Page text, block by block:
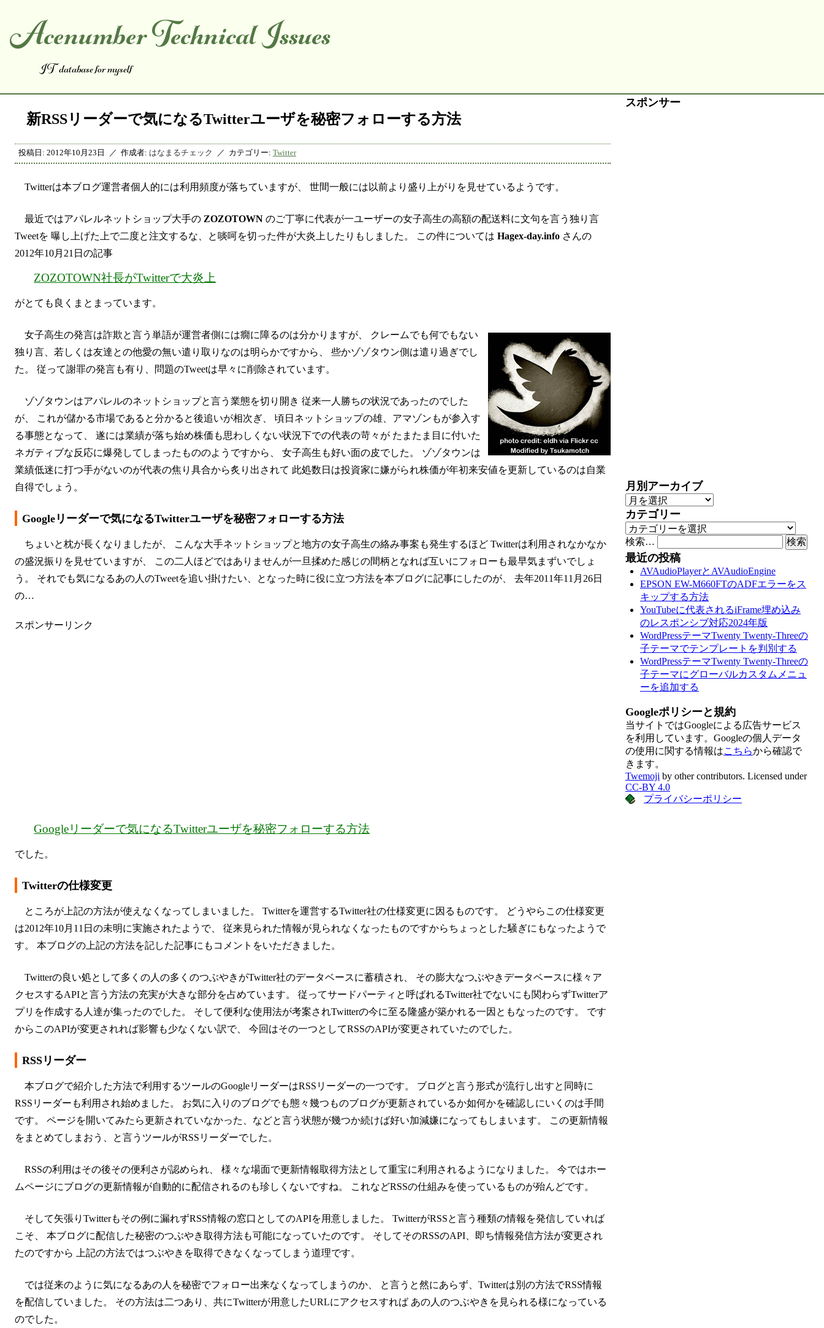
Acenumber Technical Issues
IT database for myself
新RSSリーダーで気になるTwitterユーザを秘密フォローする方法
投稿日:2012年10月23日 作成者: はなまるチェック カテゴリー: Twitter
Twitterは本ブログ運営者個人的には利用頻度が落ちていますが、 世間一般には以前より盛り上がりを見せているようです。
最近ではアパレルネットショップ大手の ZOZOTOWN のご丁寧に代表が一ユーザーの女子高生の高額の配送料に文句を言う独り言
Tweetを 曝し上げた上で二度と注文するな、と啖呵を切った件が大炎上したりもしました。 この件については Hagex-day.info さんの
2012年10月21日の記事
ZOZOTOWN社長がTwitterで大炎上
がとても良くまとまっています。
女子高生の発言は詐欺と言う単語が運営者側には癇に障るのは分かりますが、 クレームでも何でもない
独り言、若しくは友達との他愛の無い遣り取りなのは明らかですから、 些かゾゾタウン側は遣り過ぎでし
た。 従って謝罪の発言も有り、問題のTweetは早々に削除されています。
ゾゾタウンはアパレルのネットショップと言う業態を切り開き 従来一人勝ちの状況であったのでした
が、 これが儲かる市場であると分かると後追いが相次ぎ、 頃日ネットショップの雄、アマゾンもが参入す
る事態となって、 遂には業績が落ち始め株価も思わしくない状況下での代表の苛々が たまたま目に付いた
ネガティブな反応に爆発してしまったもののようですから、 女子高生も好い面の皮でした。 ゾゾタウンは
業績低迷に打つ手がないのが代表の焦り具合から炙り出されて 此処数日は投資家に嫌がられ株価が年初来安値を更新しているのは自業
自得でしょう。
Googleリーダーで気になるTwitterユーザを秘密フォローする方法
ちょいと枕が長くなりましたが、 こんな大手ネットショップと地方の女子高生の絡み事案も発生するほど Twitterは利用されなかなか
の盛況振りを見せていますが、 この二人ほどではありませんが一旦揉めた感じの間柄となれば互いにフォローも最早気まずいでしょ
う。 それでも気になるあの人のTweetを追い掛けたい、となった時に役に立つ方法を本ブログに記事にしたのが、 去年2011年11月26日
の…
スポンサーリンク
Googleリーダーで気になるTwitterユーザを秘密フォローする方法
でした。
Twitterの仕様変更
ところが上記の方法が使えなくなってしまいました。 Twitterを運営するTwitter社の仕様変更に因るものです。 どうやらこの仕様変更
は2012年10月11日の未明に実施されたようで、 従来見られた情報が見られなくなったものですからちょっとした騒ぎにもなったようで
す。 本ブログの上記の方法を記した記事にもコメントをいただきました。
Twitterの良い処として多くの人の多くのつぶやきがTwitter社のデータベースに蓄積され、 その膨大なつぶやきデータベースに様々ア
クセスするAPIと言う方法の充実が大きな部分を占めています。 従ってサードパーティと呼ばれるTwitter社でないにも関わらずTwitterア
プリを作成する人達が集ったのでした。 そして便利な使用法が考案されTwitterの今に至る隆盛が築かれる一因ともなったのです。 です
からこのAPIが変更されれば影響も少なくない訳で、 今回はその一つとしてRSSのAPIが変更されていたのでした。
RSSリーダー
本ブログで紹介した方法で利用するツールのGoogleリーダーはRSSリーダーの一つです。 ブログと言う形式が流行し出すと同時に
RSSリーダーも利用され始めました。 お気に入りのブログでも態々幾つものブログが更新されているか如何かを確認しにいくのは手間
です。 ページを開いてみたら更新されていなかった、などと言う状態が幾つか続けば好い加減嫌になってもしまいます。 この更新情報
をまとめてしまおう、と言うツールがRSSリーダーでした。
RSSの利用はその後その便利さが認められ、 様々な場面で更新情報取得方法として重宝に利用されるようになりました。 今ではホー
ムページにブログの更新情報が自動的に配信されるのも珍しくないですね。 これなどRSSの仕組みを使っているものが殆んどです。
そして矢張りTwitterもその例に漏れずRSS情報の窓口としてのAPIを用意しました。 TwitterがRSSと言う種類の情報を発信していれば
こそ、 本ブログに配信した秘密のつぶやき取得方法も可能になっていたのです。 そしてそのRSSのAPI、即ち情報発信方法が変更され
たのですから 上記の方法ではつぶやきを取得できなくなってしまう道理です。
では従来のように気になるあの人を秘密でフォロー出来なくなってしまうのか、 と言うと然にあらず、Twitterは別の方法でRSS情報
を配信していました。 その方法は二つあり、共にTwitterが用意したURLにアクセスすれば あの人のつぶやきを見られる様になっている
のでした。
スポンサー
月別アーカイブ
月別アーカイブ
カテゴリー
カテゴリー
検索…
最近の投稿
AVAudioPlayerとAVAudioEngine
EPSON EW-M660FTのADFエラーをス
キップする方法
YouTubeに代表されるiFrame埋め込み
のレスポンシブ対応2024年版
WordPressテーマTwenty Twenty-Threeの
子テーマでテンプレートを判別する
WordPressテーマTwenty Twenty-Threeの
子テーマにグローバルカスタムメニュ
ーを追加する
Googleポリシーと規約
当サイトではGoogleによる広告サービス
を利用しています。Googleの個人データ
の使用に関する情報はこちらから確認で
きます。
Twemoji by other contributors. Licensed under
CC-BY 4.0
プライバシーポリシー